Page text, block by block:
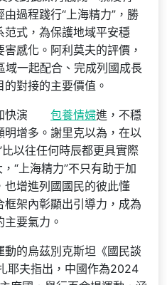
過程踐行“上海精力”，勝
式，為保護地域平安穩
感化。阿利莫夫的評價，
域一起配合、完成列國成長
對接的主要價值。
快演 包養情婦進，不穩
明增多。謝里克以為，在以
以往任何時辰都更具實際
，“上海精力”不只有助于加
增進列國國民的彼此懂
架內彰顯出引導力，成為
要氣力。
動的烏茲別克斯坦《國民談
耶夫指出，中國作為2024